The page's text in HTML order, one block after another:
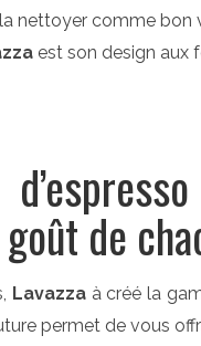
nettoyer comme bon
est son design aux
de
Lavazzaà créé la
permet de vous